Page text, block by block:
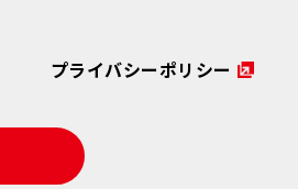
プライバシーポリシー